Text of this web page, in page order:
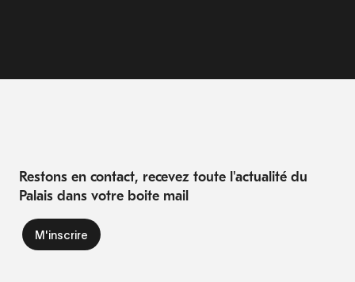
Restons en contact, recevez toute l'actualité du
Palais dans votre boite mail